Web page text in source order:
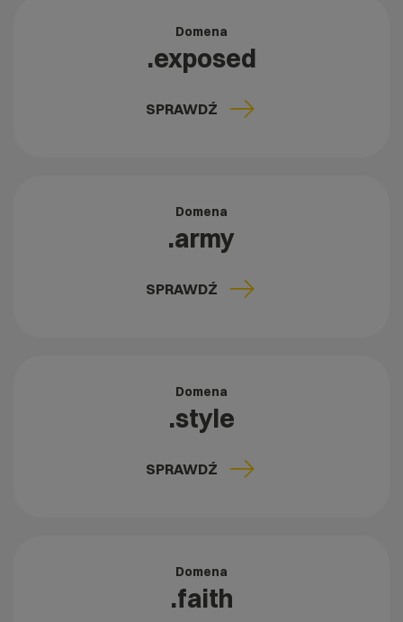
Domena
.exposed
SPRAWDŹ
Domena
.army
SPRAWDŹ
Domena
.style
SPRAWDŹ
Domena
.faith